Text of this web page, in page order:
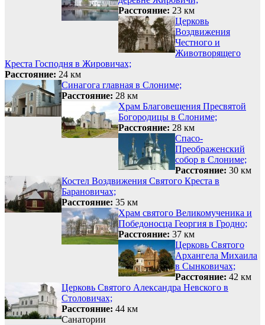
Расстояние: 23 км
Церковь
Воздвижения
Честного и
Животворящего
Креста Господня в Жировичах;
Расстояние: 24 км
Синагога главная в Слониме;
Расстояние: 28 км
Храм Благовещения Пресвятой
Богородицы в Слониме;
Расстояние: 28 км
Спасо-
Преображенский
собор в Слониме;
Расстояние: 30 км
Костел Воздвижения Святого Креста в
Барановичах;
Расстояние: 35 км
Храм святого Великомученика и
Победоносца Георгия в Гродно;
Расстояние: 37 км
Церковь Святого
Архангела Михаила
в Сынковичах;
Расстояние: 42 км
Церковь Святого Александра Невского в
Столовичах;
Расстояние: 44 км
Санатории